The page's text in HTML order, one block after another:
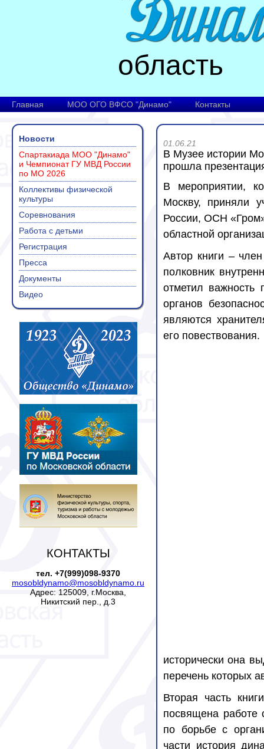
область
Главная МОО ОГО ВФСО "Динамо" Контакты
Новости
Спартакиада МОО "Динамо"
и Чемпионат ГУ МВД России
по МО 2026
Коллективы физической
культуры
Соревнования
Работа с детьми
Регистрация
Пресса
Документы
Видео
КОНТАКТЫ
тел. +7(999)098-9370
mosobldynamo@mosobldynamo.ru
Адрес: 125009, г.Москва,
Никитский пер., д.3
01.06.21
В Музее истории
прошла
В мероприятии,
Москву, приняли
России, ОСН
областной
Автор книги –
полковник
отметил важность
органов
являются
его повествования.
исторически она
перечень которых
Вторая часть
посвящена
по борьбе с
части история